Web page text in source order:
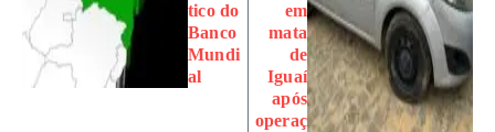
tico do
Banco
Mundi
al
em
mata
de
Iguaí
após
operaç